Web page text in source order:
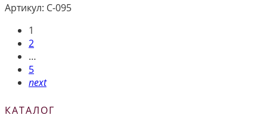
Артикул: С-095
1
2
…
5
next
КАТАЛОГ